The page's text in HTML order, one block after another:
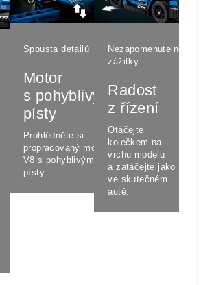
Spousta detailů
Motor
s pohyblivými
písty
Prohlédněte si
propracovaný motor
V8 s pohyblivými
písty.
Nezapomenutelné
zážitky
Radost
z řízení
Otáčejte
kolečkem na
vrchu modelu
a zatáčejte jako
ve skutečném
autě.